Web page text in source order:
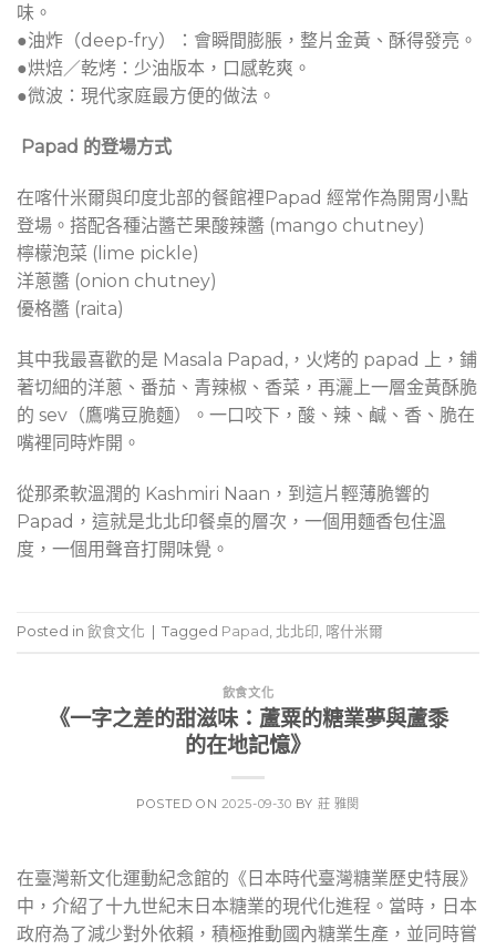
味。
●油炸（deep-fry）：會瞬間膨脹，整片金黃、酥得發亮。
●烘焙／乾烤：少油版本，口感乾爽。
●微波：現代家庭最方便的做法。
Papad 的登場方式
在喀什米爾與印度北部的餐館裡Papad 經常作為開胃小點
登場。搭配各種沾醬芒果酸辣醬 (mango chutney)
檸檬泡菜 (lime pickle)
洋蔥醬 (onion chutney)
優格醬 (raita)
其中我最喜歡的是 Masala Papad,，火烤的 papad 上，鋪
著切細的洋蔥、番茄、青辣椒、香菜，再灑上一層金黃酥脆
的 sev（鷹嘴豆脆麵）。一口咬下，酸、辣、鹹、香、脆在
嘴裡同時炸開。
從那柔軟溫潤的 Kashmiri Naan，到這片輕薄脆響的
Papad，這就是北北印餐桌的層次，一個用麵香包住溫
度，一個用聲音打開味覺。
Posted in 飲食文化 Tagged Papad 北北印 喀什米爾
飲食文化
《一字之差的甜滋味：蘆粟的糖業夢與蘆黍
的在地記憶》
POSTED ON 2025-09-30 BY 莊 雅閔
在臺灣新文化運動紀念館的《日本時代臺灣糖業歷史特展》
中，介紹了十九世紀末日本糖業的現代化進程。當時，日本
政府為了減少對外依賴，積極推動國內糖業生產，並同時嘗